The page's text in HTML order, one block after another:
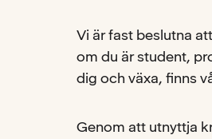
Vi är fast beslutna
om du är student,
dig och växa, finns
Genom att utnyttja